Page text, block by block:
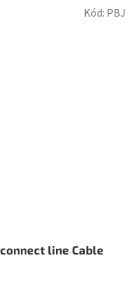
line Cable
Kód: PBJ